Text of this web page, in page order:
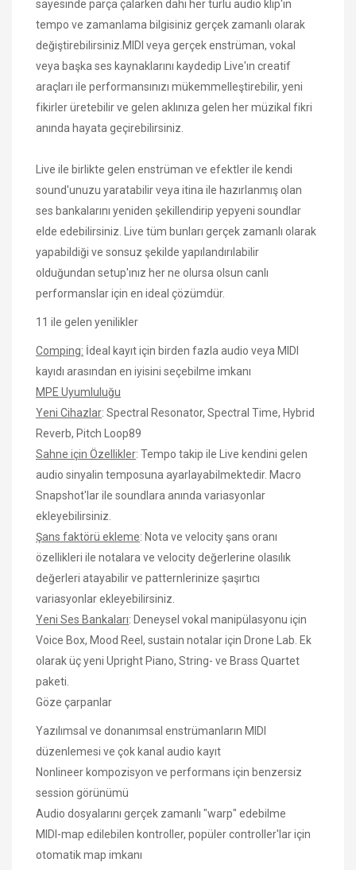
sayesinde parça çalarken dahi her türlü audio klip'in
tempo ve zamanlama bilgisiniz gerçek zamanlı olarak
değiştirebilirsiniz.MIDI veya gerçek enstrüman, vokal
veya başka ses kaynaklarını kaydedip Live'ın creatif
araçları ile performansınızı mükemmelleştirebilir, yeni
fikirler üretebilir ve gelen aklınıza gelen her müzikal fikri
anında hayata geçirebilirsiniz.
Live ile birlikte gelen enstrüman ve efektler ile kendi
sound'unuzu yaratabilir veya itina ile hazırlanmış olan
ses bankalarını yeniden şekillendirip yepyeni soundlar
elde edebilirsiniz. Live tüm bunları gerçek zamanlı olarak
yapabildiği ve sonsuz şekilde yapılandırılabilir
olduğundan setup'ınız her ne olursa olsun canlı
performanslar için en ideal çözümdür.
11 ile gelen yenilikler
Comping: İdeal kayıt için birden fazla audio veya MIDI
kayıdı arasından en iyisini seçebilme imkanı
MPE Uyumluluğu
Yeni Cihazlar: Spectral Resonator, Spectral Time, Hybrid
Reverb, Pitch Loop89
Sahne için Özellikler: Tempo takip ile Live kendini gelen
audio sinyalin temposuna ayarlayabilmektedir. Macro
Snapshot'lar ile soundlara anında variasyonlar
ekleyebilirsiniz.
Şans faktörü ekleme: Nota ve velocity şans oranı
özellikleri ile notalara ve velocity değerlerine olasılık
değerleri atayabilir ve patternlerinize şaşırtıcı
variasyonlar ekleyebilirsiniz.
Yeni Ses Bankaları: Deneysel vokal manipülasyonu için
Voice Box, Mood Reel, sustain notalar için Drone Lab. Ek
olarak üç yeni Upright Piano, String- ve Brass Quartet
paketi.
Göze çarpanlar
Yazılımsal ve donanımsal enstrümanların MIDI
düzenlemesi ve çok kanal audio kayıt
Nonlineer kompozisyon ve performans için benzersiz
session görünümü
Audio dosyalarını gerçek zamanlı "warp" edebilme
MIDI-map edilebilen kontroller, popüler controller'lar için
otomatik map imkanı